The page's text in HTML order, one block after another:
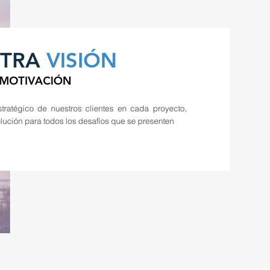
VISIÓN
de nuestros clientes en cada proyecto,
para todos los desafíos que se presenten